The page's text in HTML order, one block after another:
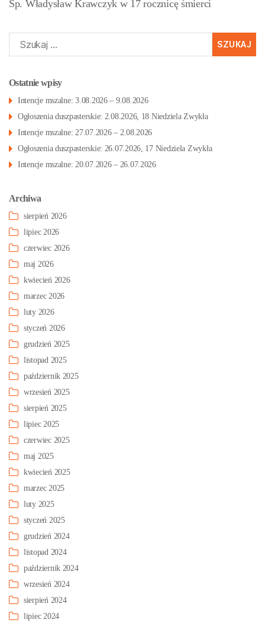
Śp. Władysław Krawczyk w 17 rocznicę śmierci
Szukaj:
Ostatnie wpisy
Intencje mszalne: 3.08.2026 – 9.08.2026
Ogłoszenia duszpasterskie: 2.08.2026, 18 Niedziela Zwykła
Intencje mszalne: 27.07.2026 – 2.08.2026
Ogłoszenia duszpasterskie: 26.07.2026, 17 Niedziela Zwykła
Intencje mszalne: 20.07.2026 – 26.07.2026
Archiwa
sierpień 2026
lipiec 2026
czerwiec 2026
maj 2026
kwiecień 2026
marzec 2026
luty 2026
styczeń 2026
grudzień 2025
listopad 2025
październik 2025
wrzesień 2025
sierpień 2025
lipiec 2025
czerwiec 2025
maj 2025
kwiecień 2025
marzec 2025
luty 2025
styczeń 2025
grudzień 2024
listopad 2024
październik 2024
wrzesień 2024
sierpień 2024
lipiec 2024